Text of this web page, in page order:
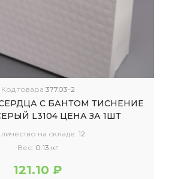
Код товара 37703-2
С БАНТОМ ТИСНЕНИЕ
L3104 ЦЕНА ЗА 1ШТ
на складе: 12
Вес: 0.13 кг
121.10 ₽